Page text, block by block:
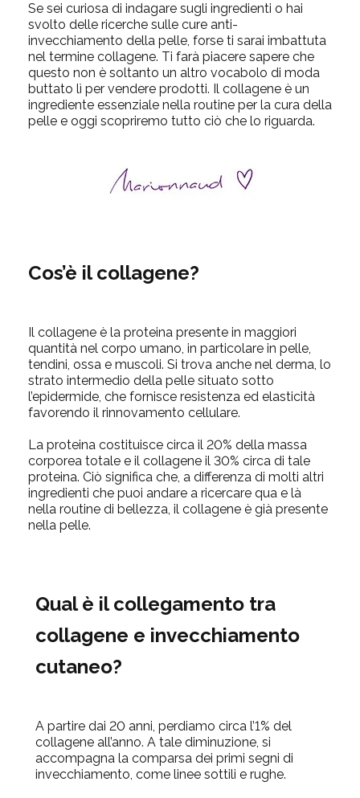
Se sei curiosa di indagare sugli ingredienti o hai
svolto delle ricerche sulle cure anti-
invecchiamento della pelle, forse ti sarai imbattuta
nel termine collagene. Ti farà piacere sapere che
questo non è soltanto un altro vocabolo di moda
buttato lì per vendere prodotti. Il collagene è un
ingrediente essenziale nella routine per la cura della
pelle e oggi scopriremo tutto ciò che lo riguarda.
Cos’è il collagene?
Il collagene è la proteina presente in maggiori
quantità nel corpo umano, in particolare in pelle,
tendini, ossa e muscoli. Si trova anche nel derma, lo
strato intermedio della pelle situato sotto
l’epidermide, che fornisce resistenza ed elasticità
favorendo il rinnovamento cellulare.
La proteina costituisce circa il 20% della massa
corporea totale e il collagene il 30% circa di tale
proteina. Ciò significa che, a differenza di molti altri
ingredienti che puoi andare a ricercare qua e là
nella routine di bellezza, il collagene è già presente
nella pelle.
Qual è il collegamento tra
collagene e invecchiamento
cutaneo?
A partire dai 20 anni, perdiamo circa l’1% del
collagene all’anno. A tale diminuzione, si
accompagna la comparsa dei primi segni di
invecchiamento, come linee sottili e rughe.